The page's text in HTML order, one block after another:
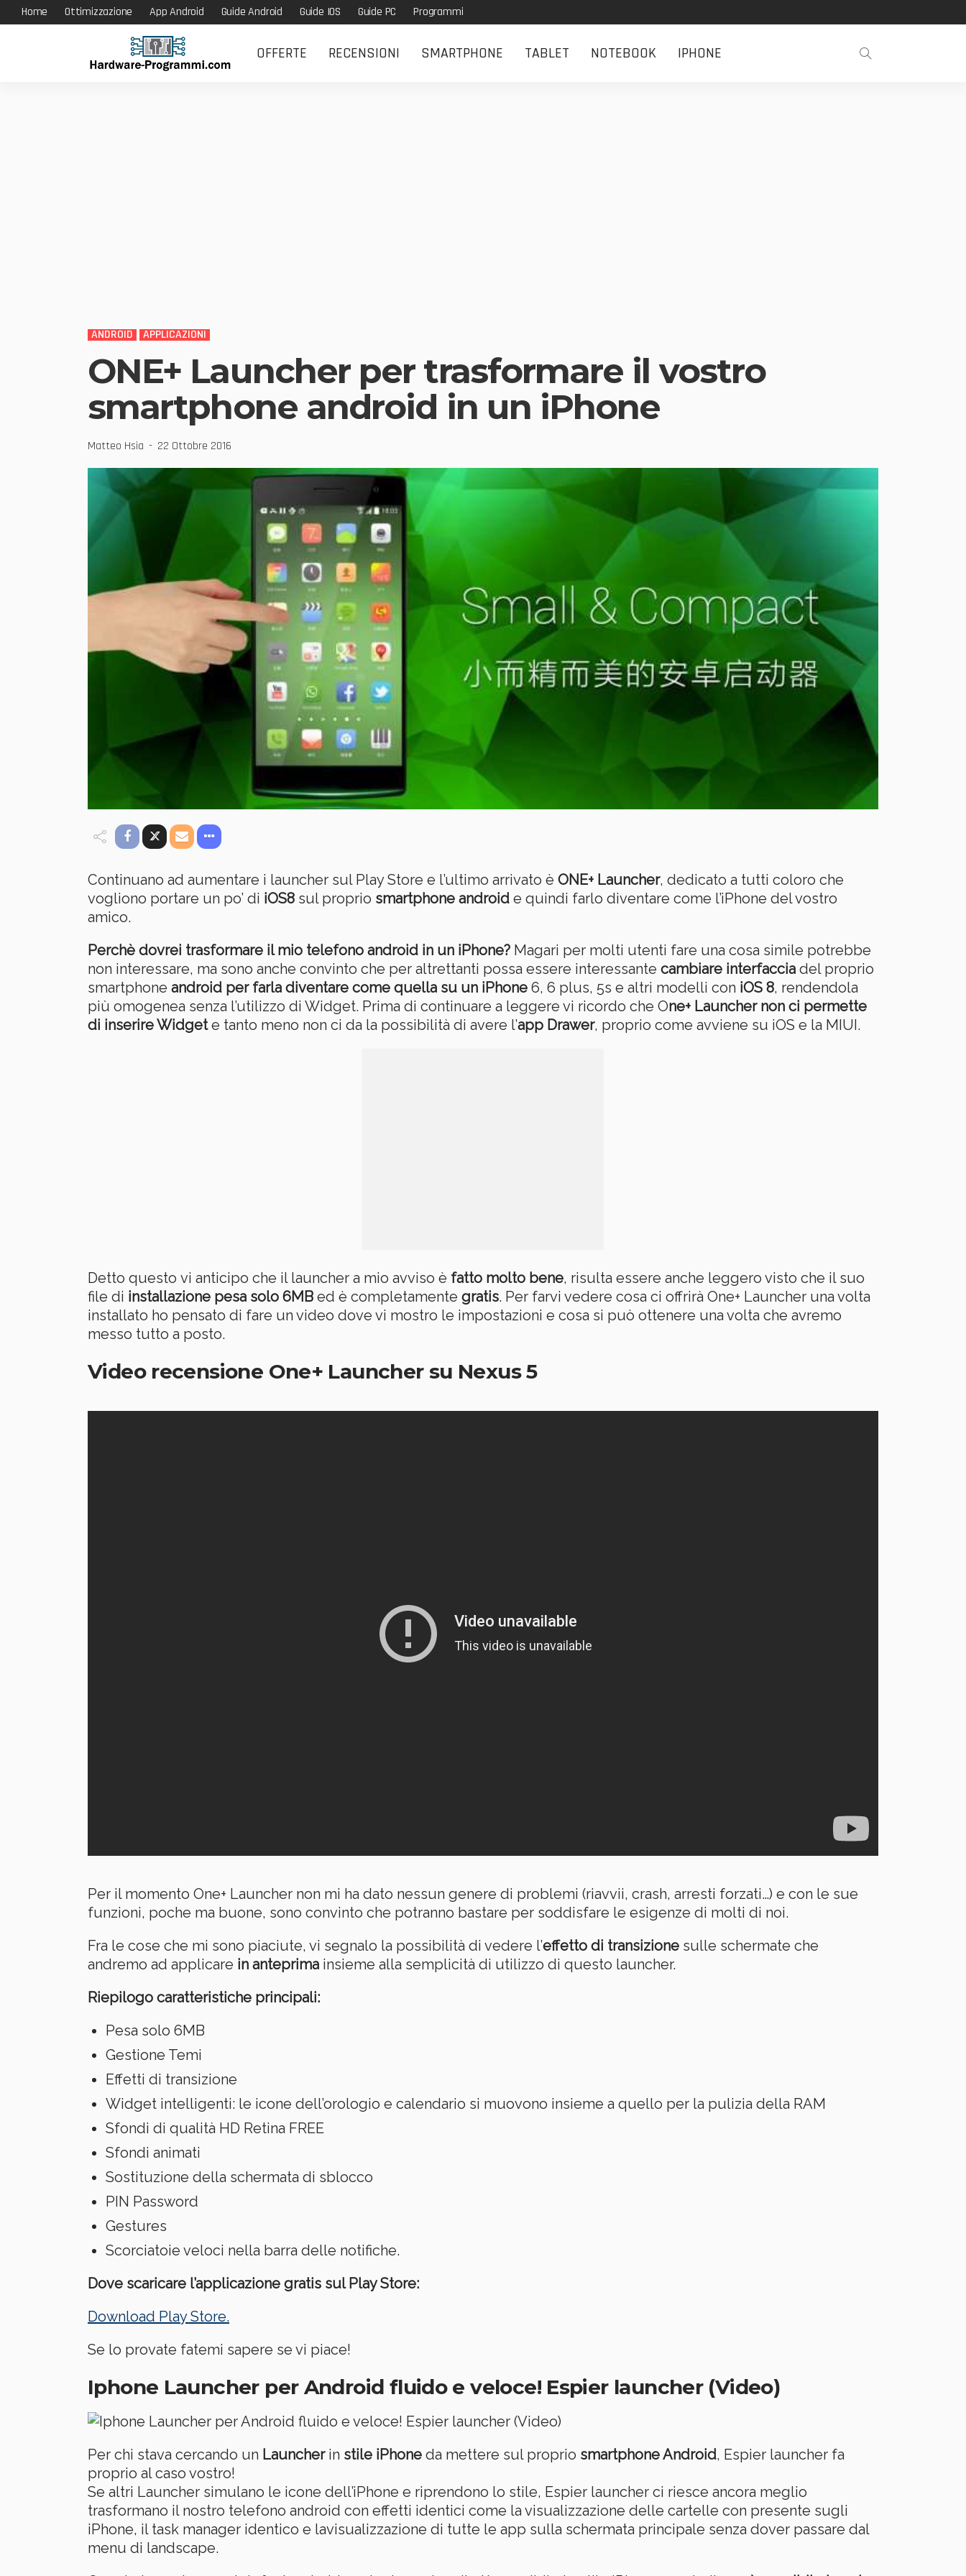
Home Ottimizzazione App Android Guide Android Guide IOS Guide PC Programmi
OFFERTE RECENSIONI SMARTPHONE TABLET NOTEBOOK IPHONE
ANDROID APPLICAZIONI
ONE+ Launcher per trasformare il vostro
smartphone android in un iPhone
Matteo Hsia 22 Ottobre 2016
Continuano ad aumentare i launcher sul Play Store e l’ultimo arrivato è ONE+ Launcher, dedicato a tutti coloro che
vogliono portare un po’ di iOS8 sul proprio smartphone android e quindi farlo diventare come l’iPhone del vostro
amico.
Perchè dovrei trasformare il mio telefono android in un iPhone? Magari per molti utenti fare una cosa simile potrebbe
non interessare, ma sono anche convinto che per altrettanti possa essere interessante cambiare interfaccia del proprio
smartphone android per farla diventare come quella su un iPhone 6, 6 plus, 5s e altri modelli con iOS 8, rendendola
più omogenea senza l’utilizzo di Widget. Prima di continuare a leggere vi ricordo che One+ Launcher non ci permette
di inserire Widgete tanto meno non ci da la possibilità di avere l’app Drawer, proprio come avviene su iOS e la MIUI.
Detto questo vi anticipo che il launcher a mio avviso è fatto molto bene, risulta essere anche leggero visto che il suo
file di installazione pesa solo 6MB ed è completamente gratis. Per farvi vedere cosa ci offrirà One+ Launcher una volta
installato ho pensato di fare un video dove vi mostro le impostazioni e cosa si può ottenere una volta che avremo
messo tutto a posto.
Video recensione One+ Launcher su Nexus 5
Per il momento One+ Launcher non mi ha dato nessun genere di problemi (riavvii, crash, arresti forzati…) e con le sue
funzioni, poche ma buone, sono convinto che potranno bastare per soddisfare le esigenze di molti di noi.
Fra le cose che mi sono piaciute, vi segnalo la possibilità di vedere l’effetto di transizione sulle schermate che
andremo ad applicare in anteprima insieme alla semplicità di utilizzo di questo launcher.
Riepilogo caratteristiche principali:
Pesa solo 6MB
Gestione Temi
Effetti di transizione
Widget intelligenti: le icone dell’orologio e calendario si muovono insieme a quello per la pulizia della RAM
Sfondi di qualità HD Retina FREE
Sfondi animati
Sostituzione della schermata di sblocco
PIN Password
Gestures
Scorciatoie veloci nella barra delle notifiche.
Dove scaricare l’applicazione gratis sul Play Store:
Download Play Store.
Se lo provate fatemi sapere se vi piace!
Iphone Launcher per Android fluido e veloce! Espier launcher (Video)
Per chi stava cercando un Launcherin stile iPhone da mettere sul proprio smartphone Android, Espier launcher fa
proprio al caso vostro!
Se altri Launcher simulano le icone dell’iPhone e riprendono lo stile, Espier launcher ci riesce ancora meglio
trasformano il nostro telefono android con effetti identici come la visualizzazione delle cartelle con presente sugli
iPhone, il task manager identico e lavisualizzazione di tutte le app sulla schermata principale senza dover passare dal
menu di landscape.